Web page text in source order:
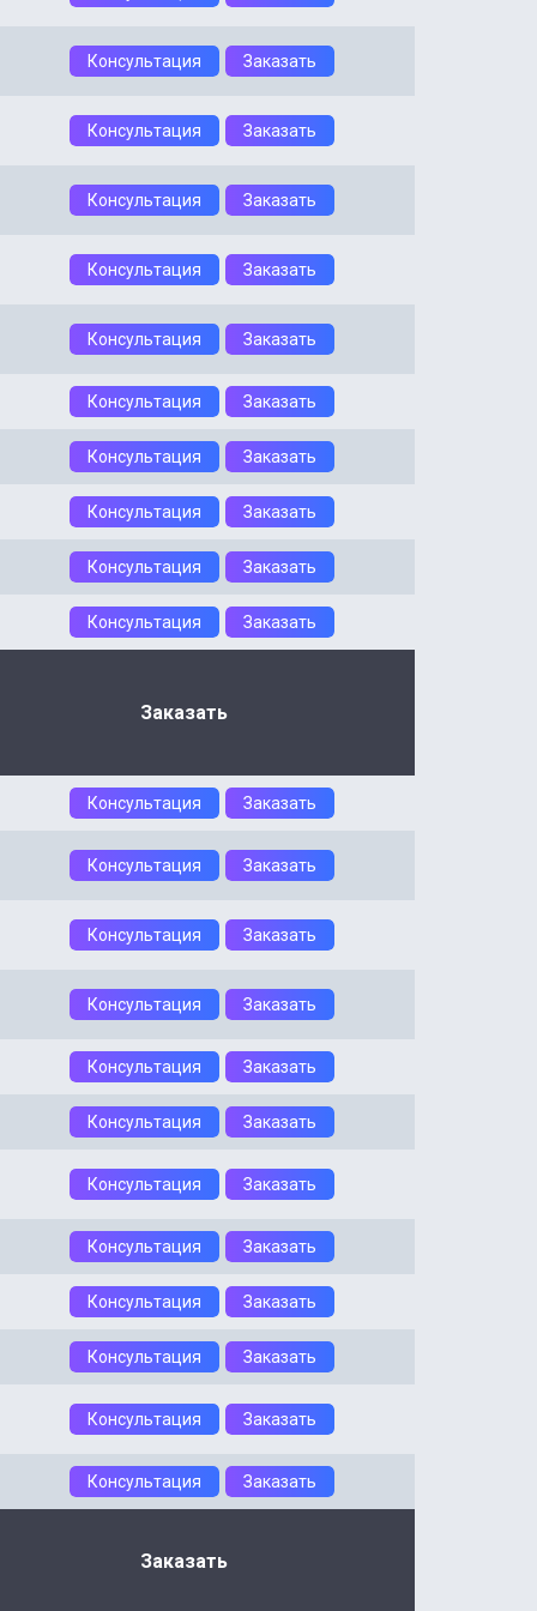
Консультация Заказать
Консультация Заказать
Консультация Заказать
Консультация Заказать
Консультация Заказать
Консультация Заказать
Консультация Заказать
Консультация Заказать
Консультация Заказать
Консультация Заказать
Заказать
Консультация Заказать
Консультация Заказать
Консультация Заказать
Консультация Заказать
Консультация Заказать
Консультация Заказать
Консультация Заказать
Консультация Заказать
Консультация Заказать
Консультация Заказать
Консультация Заказать
Консультация Заказать
Заказать